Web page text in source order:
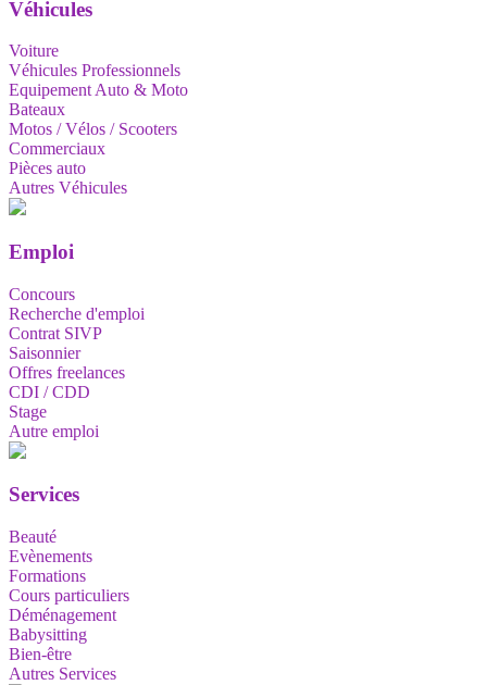
Véhicules
Voiture
Véhicules Professionnels
Equipement Auto & Moto
Bateaux
Motos / Vélos / Scooters
Commerciaux
Pièces auto
Autres Véhicules
Emploi
Concours
Recherche d'emploi
Contrat SIVP
Saisonnier
Offres freelances
CDI / CDD
Stage
Autre emploi
Services
Beauté
Evènements
Formations
Cours particuliers
Déménagement
Babysitting
Bien-être
Autres Services